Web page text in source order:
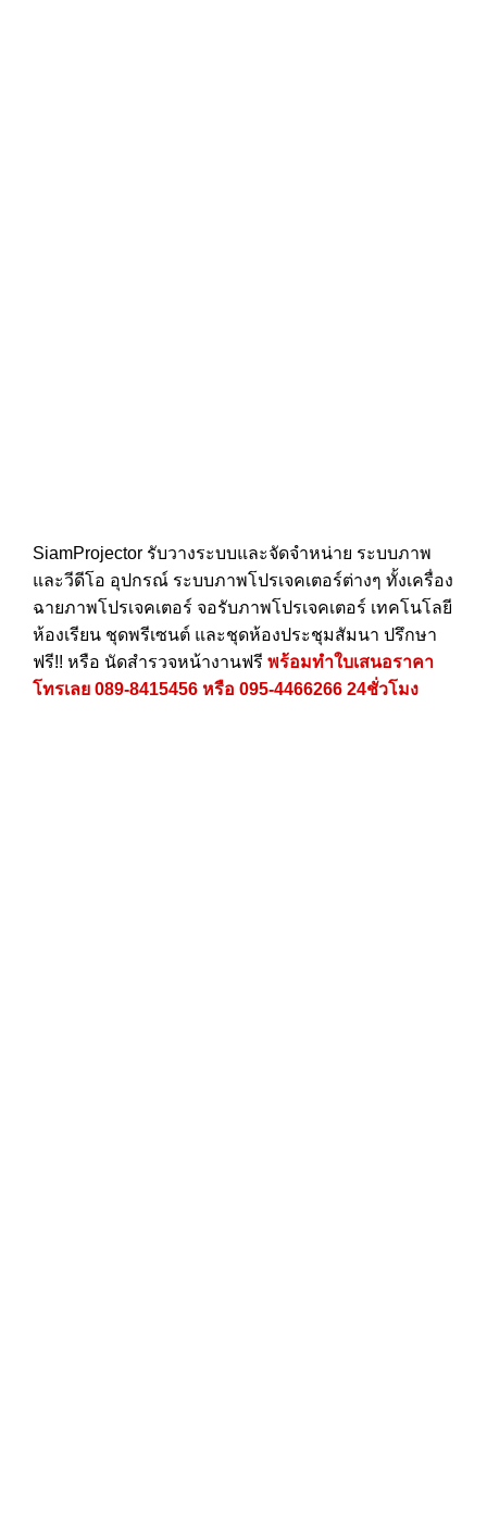
SiamProjector รับวางระบบและจัดจำหน่าย ระบบภาพ
และวีดีโอ อุปกรณ์ ระบบภาพโปรเจคเตอร์ต่างๆ ทั้งเครื่อง
ฉายภาพโปรเจคเตอร์ จอรับภาพโปรเจคเตอร์ เทคโนโลยี
ห้องเรียน ชุดพรีเซนต์ และชุดห้องประชุมสัมนา ปรึกษา
ฟรี!! หรือ นัดสำรวจหน้างานฟรี พร้อมทำใบเสนอราคา
โทรเลย 089-8415456 หรือ 095-4466266 24ชั่วโมง